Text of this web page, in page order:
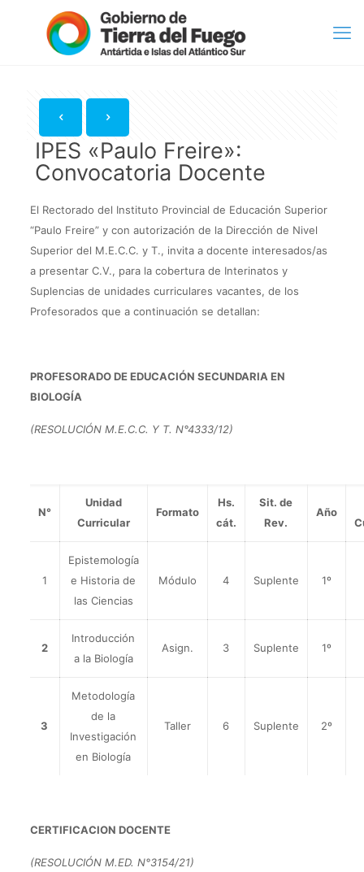
IPES «Paulo Freire»:
Convocatoria Docente
El Rectorado del Instituto Provincial de Educación Superior
“Paulo Freire” y con autorización de la Dirección de Nivel
Superior del M.E.C.C. y T., invita a docente interesados/as
a presentar C.V., para la cobertura de Interinatos y
Suplencias de unidades curriculares vacantes, de los
Profesorados que a continuación se detallan:
PROFESORADO DE EDUCACIÓN SECUNDARIA EN
BIOLOGÍA
(RESOLUCIÓN M.E.C.C. Y T. N°4333/12)
N°
Unidad
Curricular
Formato
Hs.
cát.
Sit. de
Rev.
Año
1
Epistemología
e Historia de
las Ciencias
Módulo 4 Suplente 1º
2
Introducción
a la Biología
Asign. 3 Suplente 1º
3
Metodología
de la
Investigación
en Biología
Taller 6 Suplente 2º
CERTIFICACION DOCENTE
(RESOLUCIÓN M.ED. N°3154/21)